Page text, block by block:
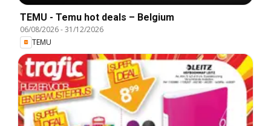
TEMU - Temu hot deals – Belgium
06/08/2026-31/12/2026
TEMU